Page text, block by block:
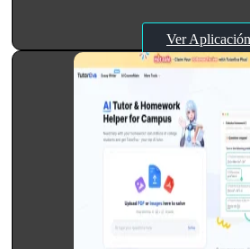
Ver Aplicación